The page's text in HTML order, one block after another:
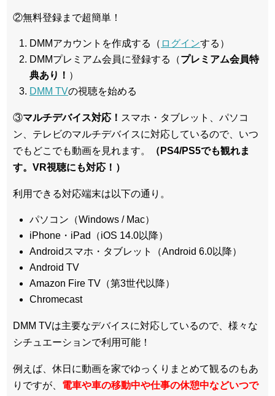
②無料登録まで超簡単！
DMMアカウントを作成する（ ログインする）
DMMプレミアム会員に登録する（プレミアム会員特
典あり！ ）
DMM TVの視聴を始める
③マルチデバイス対応！ スマホ・タブレット、パソコ
ン、テレビのマルチデバイスに対応しているので、いつ
でもどこでも動画を見れます。
（PS4/PS5でも観れま
す。VR視聴にも対応！）
利用できる対応端末は以下の通り。
パソコン（Windows / Mac）
iPhone・iPad（iOS 14.0以降）
Androidスマホ・タブレット（Android 6.0以降）
Android TV
Amazon Fire TV（第3世代以降）
Chromecast
DMM TVは主要なデバイスに対応しているので、 様々な
シチュエーションで利用可能！
例えば、休日に動画を家でゆっくりまとめて観るのもあ
りですが、 電車や車の移動中や仕事の休憩中などいつで